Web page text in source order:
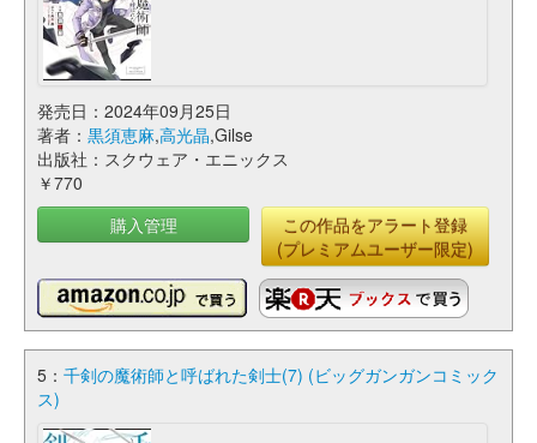
発売日：2024年09月25日
著者： 黒須恵麻,高光晶,Gilse
出版社：スクウェア・エニックス
￥770
購入管理
この作品をアラート登録
(プレミアムユーザー限定)
5： 千剣の魔術師と呼ばれた剣士(7) (ビッグガンガンコミック
ス)